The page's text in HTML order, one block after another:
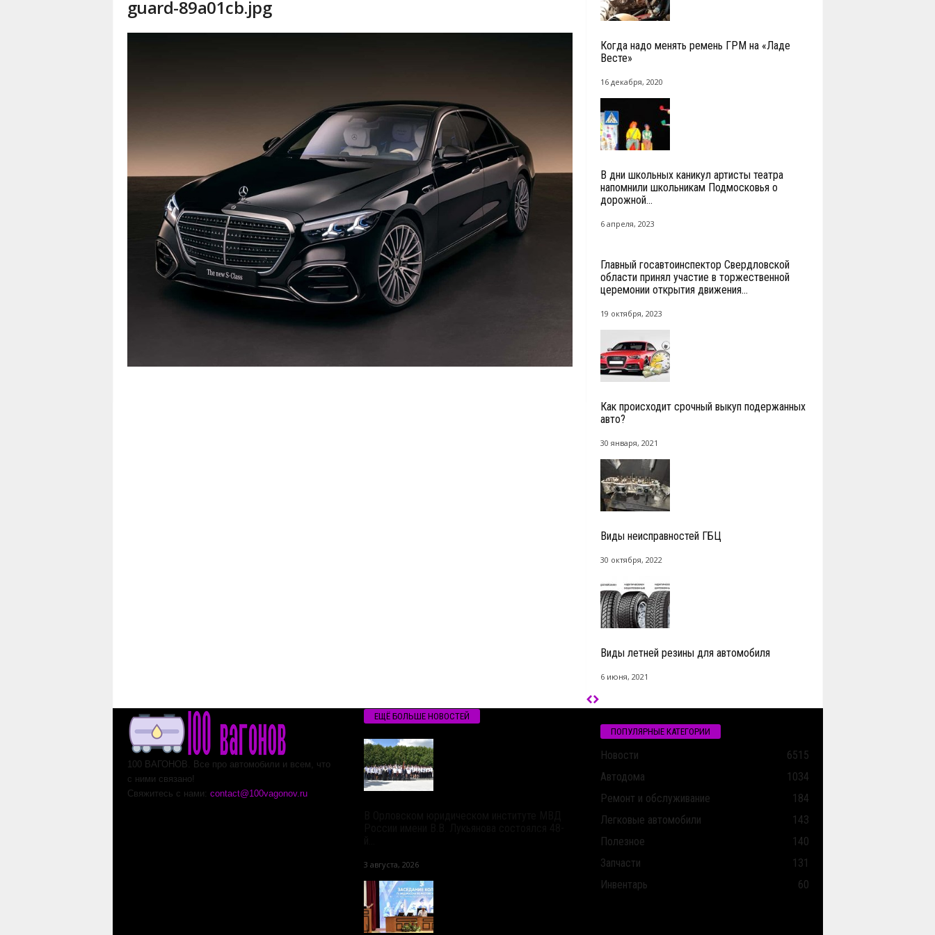
guard-89a01cb.jpg
Когда надо менять ремень ГРМ на «Ладе
Весте»
16 декабря, 2020
В дни школьных каникул артисты театра
напомнили школьникам Подмосковья о
дорожной...
6 апреля, 2023
Главный госавтоинспектор Свердловской
области принял участие в торжественной
церемонии открытия движения...
19 октября, 2023
Как происходит срочный выкуп подержанных
авто?
30 января, 2021
Виды неисправностей ГБЦ
30 октября, 2022
Виды летней резины для автомобиля
6 июня, 2021
100 ВАГОНОВ. Все про автомобили и всем, что
с ними связано!
Свяжитесь с нами: contact@100vagonov.ru
ЕЩЁ БОЛЬШЕ НОВОСТЕЙ
3 августа, 2026
ПОПУЛЯРНЫЕ КАТЕГОРИИ
Новости
6515
Автодома
1034
Ремонт и обслуживание
184
Легковые автомобили
143
Полезное
140
Запчасти
131
Инвентарь
60